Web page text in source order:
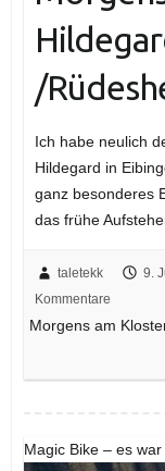
/
Ich habe neulich
Hildegard in
ganz besonderes
das frühe
taletekk 9.
Kommentare
Morgens am
Magic Bike – es